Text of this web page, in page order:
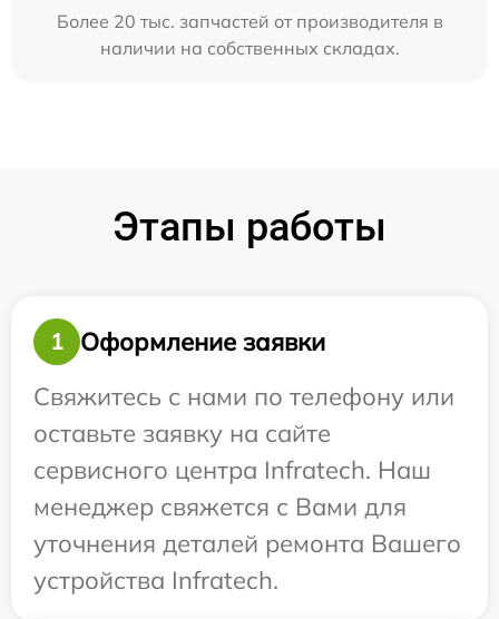
Более 20 тыс. запчастей от производителя в
наличии на собственных складах.
Этапы работы
1
Оформление заявки
Свяжитесь с нами по телефону или
оставьте заявку на сайте
сервисного центра Infratech. Наш
менеджер свяжется с Вами для
уточнения деталей ремонта Вашего
устройства Infratech.